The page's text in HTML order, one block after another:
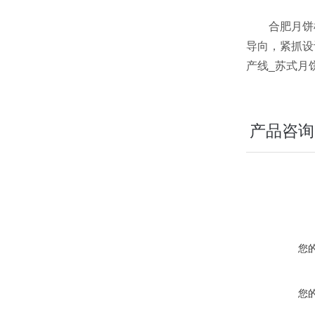
合肥月饼机
导向，紧抓
产线_苏式月
产品咨询
您
您